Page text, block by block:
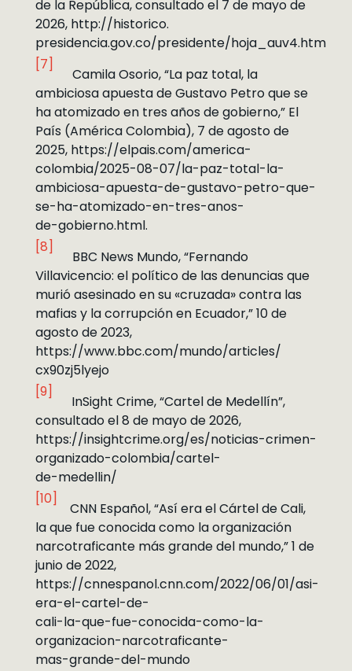
de la República, consultado el 7 de mayo de
2026, http://historico.
presidencia.gov.co/presidente/hoja_auv4.htm
[7]
Camila Osorio, “La paz total, la
ambiciosa apuesta de Gustavo Petro que se
ha atomizado en tres años de gobierno,” El
País (América Colombia), 7 de agosto de
2025, https://elpais.com/america-
colombia/2025-08-07/la-paz-total-la-
ambiciosa-apuesta-de-gustavo-petro-que-
se-ha-atomizado-en-tres-anos-
de-gobierno.html.
[8]
BBC News Mundo, “Fernando
Villavicencio: el político de las denuncias que
murió asesinado en su «cruzada» contra las
mafias y la corrupción en Ecuador,” 10 de
agosto de 2023,
https://www.bbc.com/mundo/articles/
cx90zj5lyejo
[9]
InSight Crime, “Cartel de Medellín”,
consultado el 8 de mayo de 2026,
https://insightcrime.org/es/noticias-crimen-
organizado-colombia/cartel-
de-medellin/
[10]
CNN Español, “Así era el Cártel de Cali,
la que fue conocida como la organización
narcotraficante más grande del mundo,” 1 de
junio de 2022,
https://cnnespanol.cnn.com/2022/06/01/asi-
era-el-cartel-de-
cali-la-que-fue-conocida-como-la-
organizacion-narcotraficante-
mas-grande-del-mundo